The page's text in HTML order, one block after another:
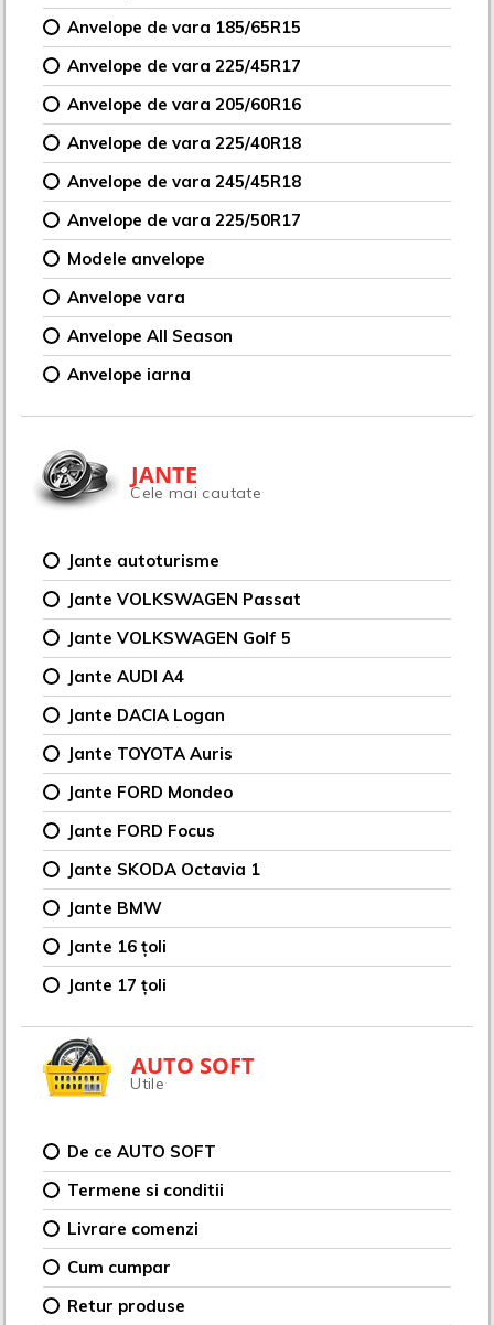
Anvelope de vara 185/65R15
Anvelope de vara 225/45R17
Anvelope de vara 205/60R16
Anvelope de vara 225/40R18
Anvelope de vara 245/45R18
Anvelope de vara 225/50R17
Modele anvelope
Anvelope vara
Anvelope All Season
Anvelope iarna
JANTE
Cele mai cautate
Jante autoturisme
Jante VOLKSWAGEN Passat
Jante VOLKSWAGEN Golf 5
Jante AUDI A4
Jante DACIA Logan
Jante TOYOTA Auris
Jante FORD Mondeo
Jante FORD Focus
Jante SKODA Octavia 1
Jante BMW
Jante 16 țoli
Jante 17 țoli
AUTO SOFT
Utile
De ce AUTO SOFT
Termene si conditii
Livrare comenzi
Cum cumpar
Retur produse